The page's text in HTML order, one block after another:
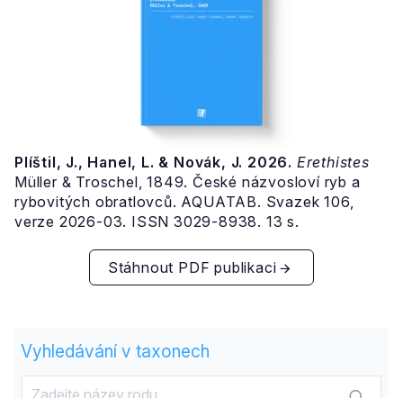
Plíštil, J., Hanel, L. & Novák, J. 2026. Erethistes
Müller & Troschel, 1849. České názvosloví ryb a
rybovitých obratlovců. AQUATAB. Svazek 106,
verze 2026-03. ISSN 3029-8938. 13 s.
Stáhnout PDF publikaci
Vyhledávání v taxonech